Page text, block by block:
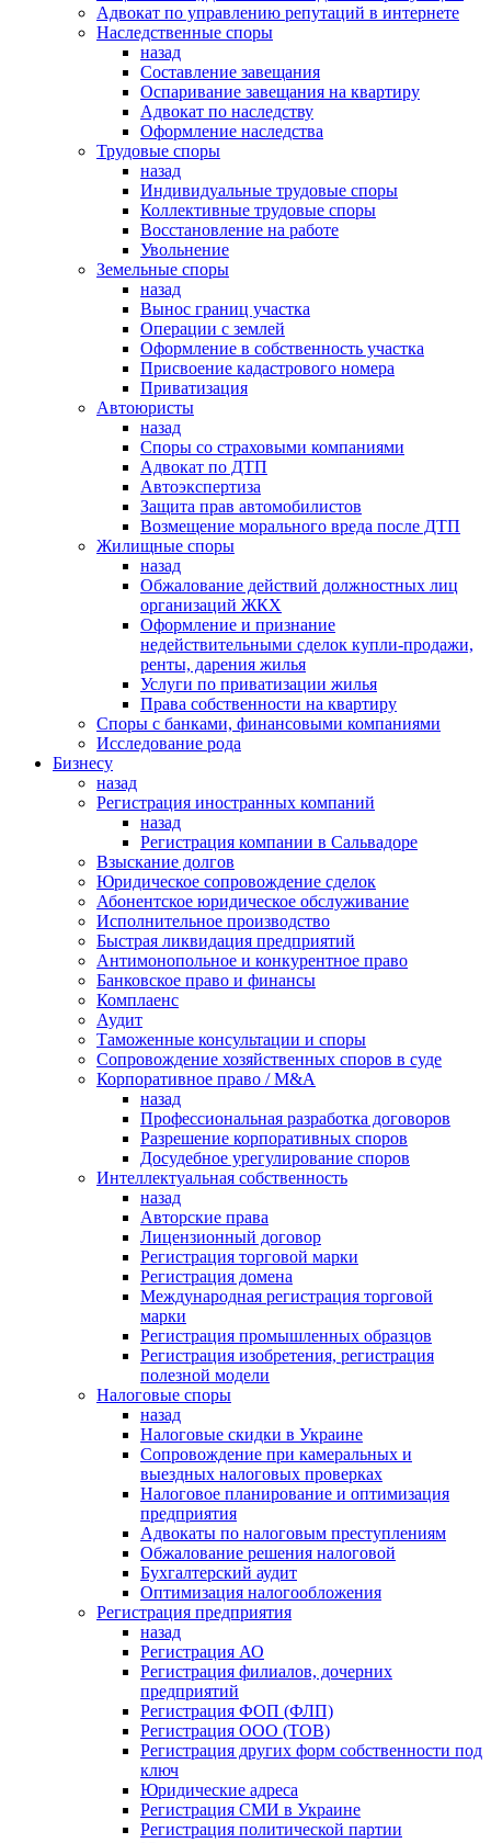
Адвокат по управлению репутаций в интернете
Наследственные споры
назад
Составление завещания
Оспаривание завещания на квартиру
Адвокат по наследству
Оформление наследства
Трудовые споры
назад
Индивидуальные трудовые споры
Коллективные трудовые споры
Восстановление на работе
Увольнение
Земельные споры
назад
Вынос границ участка
Операции с землей
Оформление в собственность участка
Присвоение кадастрового номера
Приватизация
Автоюристы
назад
Споры со страховыми компаниями
Адвокат по ДТП
Автоэкспертиза
Защита прав автомобилистов
Возмещение морального вреда после ДТП
Жилищные споры
назад
Обжалование действий должностных лиц
организаций ЖКХ
Оформление и признание
недействительными сделок купли-продажи,
ренты, дарения жилья
Услуги по приватизации жилья
Права собственности на квартиру
Cпоры с банками, финансовыми компаниями
Исследование рода
Бизнесу
назад
Регистрация иностранных компаний
назад
Регистрация компании в Сальвадоре
Взыскание долгов
Юридическое сопровождение сделок
Абонентское юридическое обслуживание
Исполнительное производство
Быстрая ликвидация предприятий
Антимонопольное и конкурентное право
Банковское право и финансы
Комплаенс
Аудит
Таможенные консультации и споры
Сопровождение хозяйственных споров в суде
Корпоративное право / M&A
назад
Профессиональная разработка договоров
Разрешение корпоративных споров
Досудебное урегулирование споров
Интеллектуальная собственность
назад
Авторские права
Лицензионный договор
Регистрация торговой марки
Регистрация домена
Международная регистрация торговой
марки
Регистрация промышленных образцов
Регистрация изобретения, регистрация
полезной модели
Налоговые споры
назад
Налоговые скидки в Украине
Сопровождение при камеральных и
выездных налоговых проверках
Налоговое планирование и оптимизация
предприятия
Адвокаты по налоговым преступлениям
Обжалование решения налоговой
Бухгалтерский аудит
Оптимизация налогообложения
Регистрация предприятия
назад
Регистрация АО
Регистрация филиалов, дочерних
предприятий
Регистрация ФОП (ФЛП)
Регистрация ООО (ТОВ)
Регистрация других форм собственности под
ключ
Юридические адреса
Регистрация СМИ в Украине
Регистрация политической партии